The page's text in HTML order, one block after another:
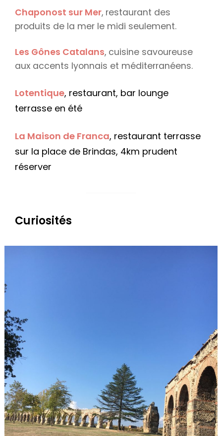
Chaponost sur Mer, restaurant des
produits de la mer le midi seulement.
Les Gônes Catalans, cuisine savoureuse
aux accents lyonnais et méditerranéens.
Lotentique, restaurant, bar lounge
terrasse en été
La Maison de Franca, restaurant terrasse
sur la place de Brindas, 4km prudent
réserver
Curiosités